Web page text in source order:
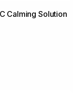
Calming Solution